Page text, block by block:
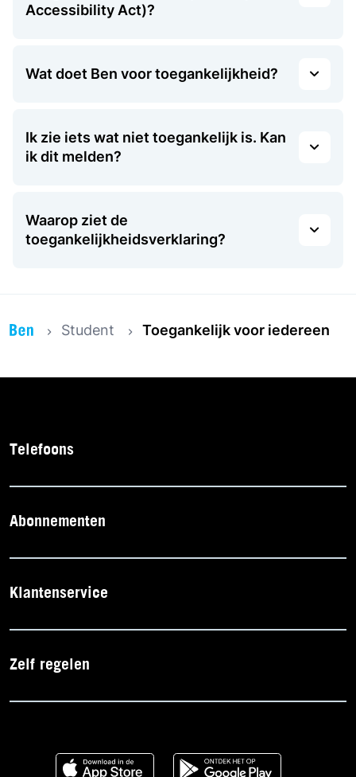
Accessibility Act)?
Wat doet Ben voor toegankelijkheid?
Ik zie iets wat niet toegankelijk is. Kan
ik dit melden?
Waarop ziet de
toegankelijkheidsverklaring?
Student Toegankelijk voor iedereen
Telefoons
Abonnementen
Klantenservice
Zelf regelen